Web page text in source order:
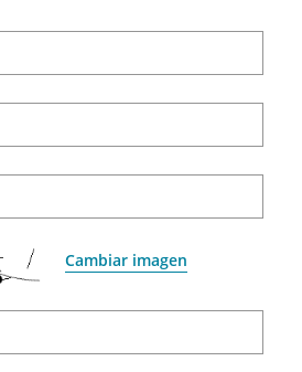
Cambiar imagen